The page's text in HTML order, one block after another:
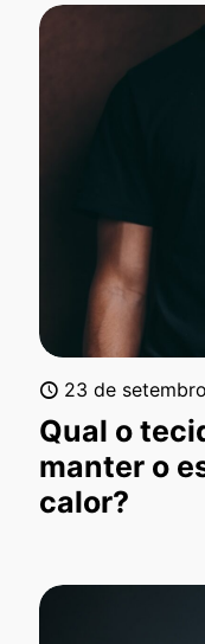
23 de
Qual o
manter o
calor?